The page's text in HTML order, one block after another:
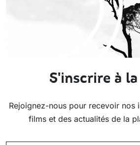
S'inscrire à
Rejoignez-nous pour recevoir nos
films et des actualités de la
EMAIL